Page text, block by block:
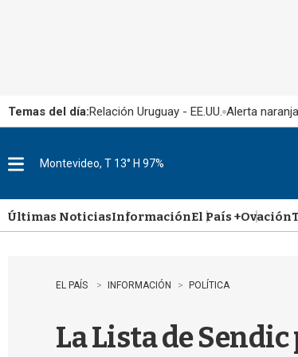
Temas del día:Relación Uruguay - EE.UU. Alerta naranja
u
Montevideo, T 13° H 97%
Últimas NoticiasInformaciónEl País +Ovación
EL PAÍS INFORMACIÓN POLÍTICA
La Lista de